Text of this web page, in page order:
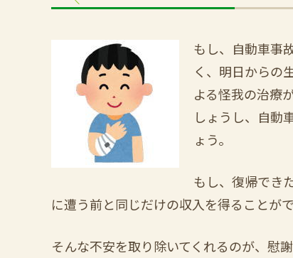
もし、自動車事
く、明日からの
よる怪我の治療
しょうし、自動
ょう。
もし、復帰でき
に遭う前と同じだけの収入を得ることが
そんな不安を取り除いてくれるのが、慰